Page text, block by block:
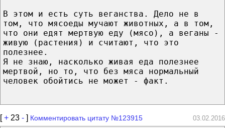
В этом и есть суть веганства. Дело не в
том, что мясоеды мучают животных, а в том,
что они едят мертвую еду (мясо), а веганы -
живую (растения) и считают, что это
полезнее.
Я не знаю, насколько живая еда полезнее
мертвой, но то, что без мяса нормальный
человек обойтись не может - факт.
[+ 23 - ] Комментировать цитату №123915 03.02.2016